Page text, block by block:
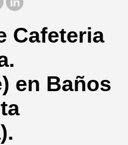
Cafeteria
en Baños